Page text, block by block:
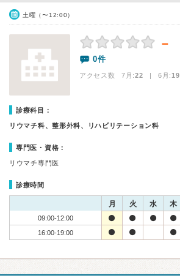
土曜（〜12:00）
－
0件
アクセス数 7月:22 | 6月:19
診療科目：
リウマチ科、整形外科、リハビリテーション科
専門医・資格：
リウマチ専門医
診療時間
月 火 水 木
09:00-12:00
16:00-19:00